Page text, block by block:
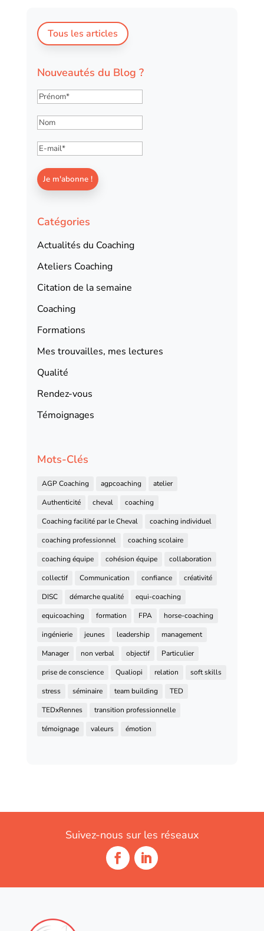
Tous les articles
Nouveautés du Blog ?
Catégories
Actualités du Coaching
Ateliers Coaching
Citation de la semaine
Coaching
Formations
Mes trouvailles, mes lectures
Qualité
Rendez-vous
Témoignages
Mots-Clés
AGP Coaching agpcoaching
atelier
Authenticité
cheval
coaching
Coaching facilité par le Cheval
coaching individuel
coaching professionnel
coaching scolaire
coaching équipe
cohésion équipe
collaboration
collectif
Communication confiance
créativité
DISC
démarche qualité
equi-coaching
equicoaching
formation FPA
horse-coaching
ingénierie
jeunes leadership
management
Manager
non verbal objectif
Particulier
prise de conscience
Qualiopi relation
soft skills
stress
séminaire team building
TED
TEDxRennes
transition professionnelle
témoignage
valeurs émotion
Suivez-nous sur les réseaux